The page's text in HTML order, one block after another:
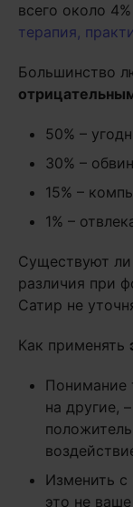
всего около
терапия,
Большинство
50% –
30% –
15% –
1% –
Существуют ли
различия при
Сатир не
Как применять
Понимание
на другие,
Изменить
это не